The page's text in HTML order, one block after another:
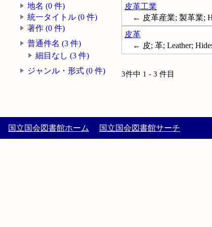
地名 (0 件)
統一タイトル (0 件)
著作 (0 件)
普通件名 (3 件)
細目なし (3 件)
ジャンル・形式 (0 件)
皮革工業
← 皮革産業; 製革業;
皮革
← 皮; 革; Leather;
3件中 1 - 3 件目
国立国会図書館ホーム 国立国会図書館サーチ